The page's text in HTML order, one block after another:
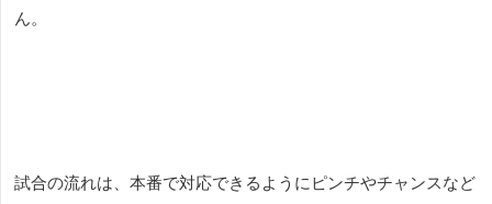
ん。
試合の流れは、本番で対応できるようにピンチやチャンスなど